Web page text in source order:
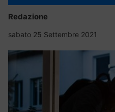
Redazione
sabato 25 Settembre 2021